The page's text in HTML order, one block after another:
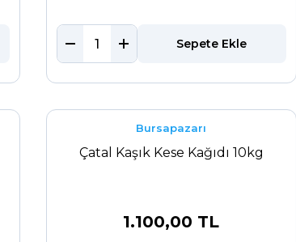
Sepete Ekle
Bursapazarı
Çatal Kaşık Kese Kağıdı 10kg
1.100,00 TL